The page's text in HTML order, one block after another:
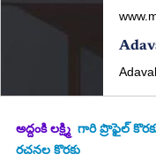
అద్దంకి లక్ష్మి గారి ప్రొఫైల్
రచనల కొరకు